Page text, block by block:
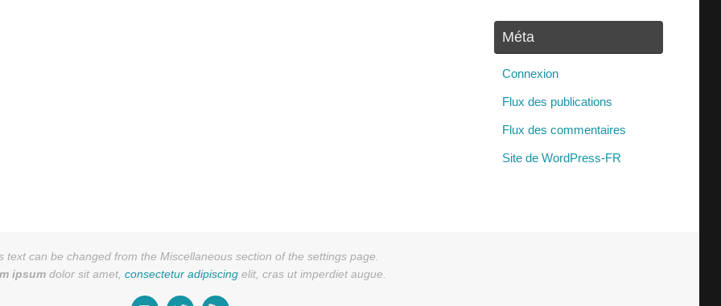
Méta
Connexion
Flux des publications
Flux des commentaires
Site de WordPress-FR
text can be changed from the Miscellaneous section of the settings page.
ipsum dolor sit amet, consectetur adipiscing elit, cras ut imperdiet augue.